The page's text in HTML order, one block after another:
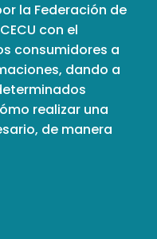
la Federación de
con el
consumidores a
dando a
realizar una
de manera